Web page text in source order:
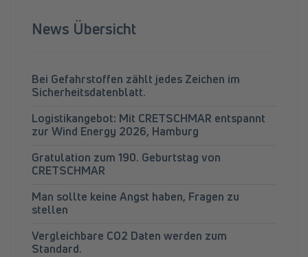
News Übersicht
Bei Gefahrstoffen zählt jedes Zeichen im
Sicherheitsdatenblatt.
Logistikangebot: Mit CRETSCHMAR entspannt
zur Wind Energy 2026, Hamburg
Gratulation zum 190. Geburtstag von
CRETSCHMAR
Man sollte keine Angst haben, Fragen zu
stellen
Vergleichbare CO2 Daten werden zum
Standard.